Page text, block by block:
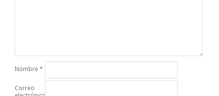
Nombre *
Correo